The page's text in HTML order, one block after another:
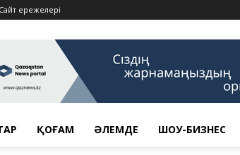
Сайт ережелері
ҚОҒАМ ӘЛЕМДЕ ШОУ-БИЗНЕС